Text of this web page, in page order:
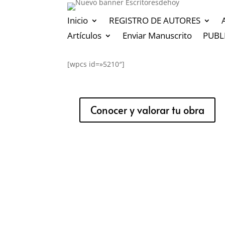
Inicio REGISTRO DE AUTORES
Artículos
Enviar Manuscrito
[wpcs id=»5210″]
Conocer y valorar tu obra